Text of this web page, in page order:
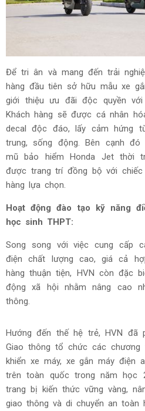
Để tri ân và mang đến trải
hàng đầu tiên sở hữu mẫu xe
giới thiệu ưu đãi độc quyền
Khách hàng sẽ được cá nhân
decal độc đáo, lấy cảm hứng
trung, sống động. Bên cạnh
mũ bảo hiểm Honda Jet thời
được trang trí đồng bộ với
hàng lựa chọn.
Hoạt động đào tạo kỹ năng
học sinh THPT:
Song song với việc cung cấp
điện chất lượng cao, giá cả
hàng thuận tiện, HVN còn đặc
động xã hội nhằm nâng cao
thông.
Hướng đến thế hệ trẻ, HVN đã
Giao thông tổ chức các
khiển xe máy, xe gắn máy điện
trên toàn quốc trong năm học
trang bị kiến thức vững vàng,
giao thông và di chuyển an toàn